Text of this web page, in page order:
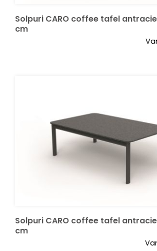
Solpuri CARO coffee tafel
cm
Solpuri CARO coffee tafel
cm